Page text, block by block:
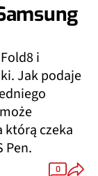
i
Jak podaje
którą czeka
Pen.
0